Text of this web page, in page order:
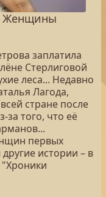
Женщины
заплатила
Стерлиговой
леса... Недавно
Лагода,
стране после
за того, что её
первых
истории – в